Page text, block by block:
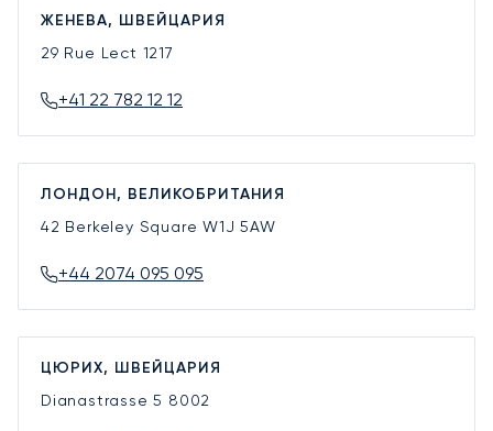
ЖЕНЕВА, ШВЕЙЦАРИЯ
29 Rue Lect 1217
+41 22 782 12 12
ЛОНДОН, ВЕЛИКОБРИТАНИЯ
42 Berkeley SquareW1J 5AW
+44 2074 095 095
ЦЮРИХ, ШВЕЙЦАРИЯ
Dianastrasse 5 8002